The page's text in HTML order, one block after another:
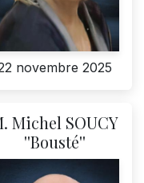
novembre 2025
Michel SOUCY
''Bousté''